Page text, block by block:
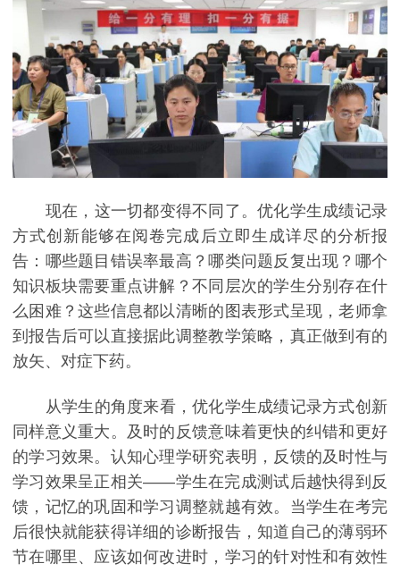
现在，这一切都变得不同了。优化学生成绩记录
方式创新能够在阅卷完成后立即生成详尽的分析报
告：哪些题目错误率最高？哪类问题反复出现？哪个
知识板块需要重点讲解？不同层次的学生分别存在什
么困难？这些信息都以清晰的图表形式呈现，老师拿
到报告后可以直接据此调整教学策略，真正做到有的
放矢、对症下药。
从学生的角度来看，优化学生成绩记录方式创新
同样意义重大。及时的反馈意味着更快的纠错和更好
的学习效果。认知心理学研究表明，反馈的及时性与
学习效果呈正相关——学生在完成测试后越快得到反
馈，记忆的巩固和学习调整就越有效。当学生在考完
后很快就能获得详细的诊断报告，知道自己的薄弱环
节在哪里、应该如何改进时，学习的针对性和有效性